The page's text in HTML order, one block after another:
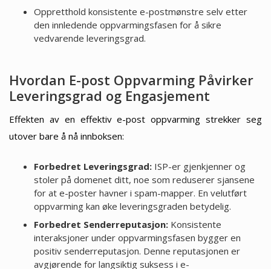
Oppretthold konsistente e-postmønstre selv etter
den innledende oppvarmingsfasen for å sikre
vedvarende leveringsgrad.
Hvordan E-post Oppvarming Påvirker
Leveringsgrad og Engasjement
Effekten av en effektiv e-post oppvarming strekker seg
utover bare å nå innboksen:
Forbedret Leveringsgrad:ISP-er gjenkjenner og
stoler på domenet ditt, noe som reduserer sjansene
for at e-poster havner i spam-mapper. En velutført
oppvarming kan øke leveringsgraden betydelig.
Forbedret Senderreputasjon:Konsistente
interaksjoner under oppvarmingsfasen bygger en
positiv senderreputasjon. Denne reputasjonen er
avgjørende for langsiktig suksess i e-